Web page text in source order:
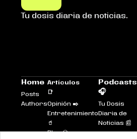
Tu dosis diaria de noticias.
Home
Posts
Authors
Artículos
📑
Opinión ✒️
Entretenimiento
🥤
Plus 💎
Podcasts
🎧
Tu Dosis
Diaria de
Noticias 📰